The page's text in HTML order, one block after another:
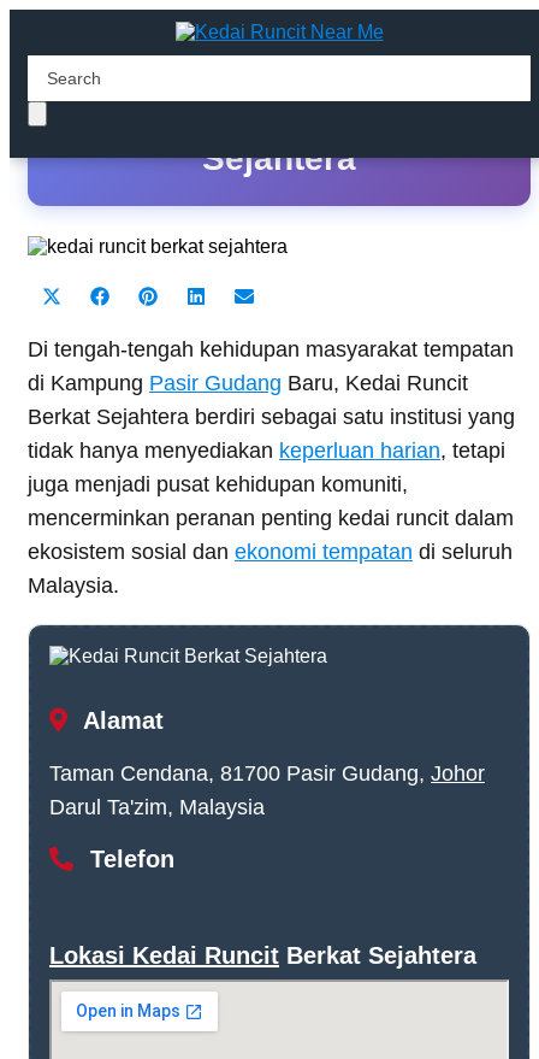
Kedai Runcit Berkat
Sejahtera
Share
T
w
i
t
t
e
)
Share
c
e
b
o
k
Share
n
t
e
e
s
Share
n
k
e
I
n
Share
a
i
l
Di tengah-tengah kehidupan masyarakat tempatan
di Kampung Pasir Gudang Baru, Kedai Runcit
Berkat Sejahtera berdiri sebagai satu institusi yang
tidak hanya menyediakan keperluan harian, tetapi
juga menjadi pusat kehidupan komuniti,
mencerminkan peranan penting kedai runcit dalam
ekosistem sosial dan ekonomi tempatan di seluruh
Malaysia.
Alamat
Taman Cendana, 81700 Pasir Gudang, Johor
Darul Ta'zim, Malaysia
Telefon
Lokasi Kedai Runcit Berkat Sejahtera